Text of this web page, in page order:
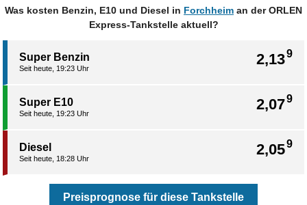
Was kosten Benzin, E10 und Diesel in Forchheim an der ORLEN
Express-Tankstelle aktuell?
2,139
Super Benzin
Seit heute, 19:23 Uhr
2,079
Super E10
Seit heute, 19:23 Uhr
2,059
Diesel
Seit heute, 18:28 Uhr
Preisprognose für diese Tankstelle